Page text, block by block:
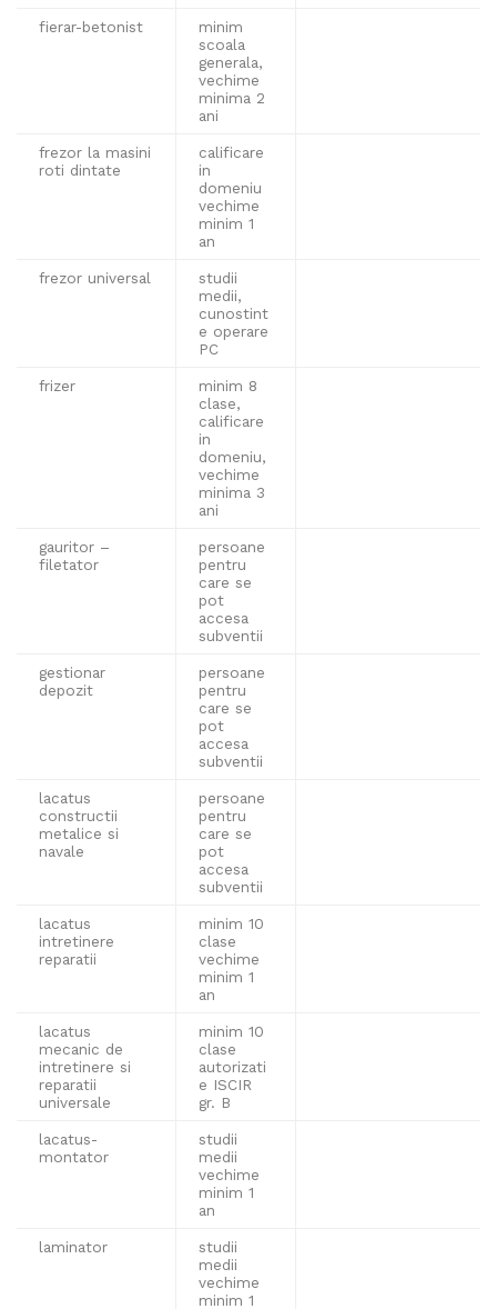
fierar-betonist
minim
scoala
generala,
vechime
minima 2
ani
frezor la masini
roti dintate
calificare
in
domeniu
vechime
minim 1
an
frezor universal
studii
medii,
cunostint
e operare
PC
frizer
minim 8
clase,
calificare
in
domeniu,
vechime
minima 3
ani
gauritor –
filetator
persoane
pentru
care se
pot
accesa
subventii
gestionar
depozit
persoane
pentru
care se
pot
accesa
subventii
lacatus
constructii
metalice si
navale
persoane
pentru
care se
pot
accesa
subventii
lacatus
intretinere
reparatii
minim 10
clase
vechime
minim 1
an
lacatus
mecanic de
intretinere si
reparatii
universale
minim 10
clase
autorizati
e ISCIR
gr. B
lacatus-
montator
studii
medii
vechime
minim 1
an
laminator
studii
medii
vechime
minim 1